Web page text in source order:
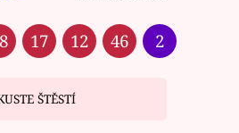
17 12 46 2
ŠTĚSTÍ